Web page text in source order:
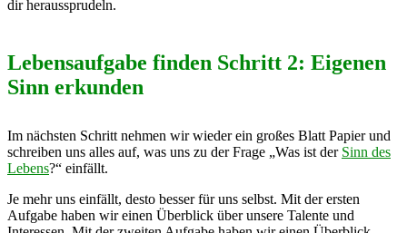
dir heraussprudeln.
Lebensaufgabe finden Schritt 2: Eigenen
Sinn erkunden
Im nächsten Schritt nehmen wir wieder ein großes Blatt Papier und
schreiben uns alles auf, was uns zu der Frage „Was ist der Sinn des
Lebens?“ einfällt.
Je mehr uns einfällt, desto besser für uns selbst. Mit der ersten
Aufgabe haben wir einen Überblick über unsere Talente und